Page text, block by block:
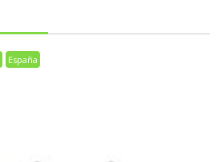
España